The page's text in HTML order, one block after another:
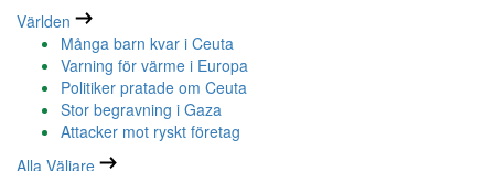
Världen
Många barn kvar i Ceuta
Varning för värme i Europa
Politiker pratade om Ceuta
Stor begravning i Gaza
Attacker mot ryskt företag
Alla Väljare